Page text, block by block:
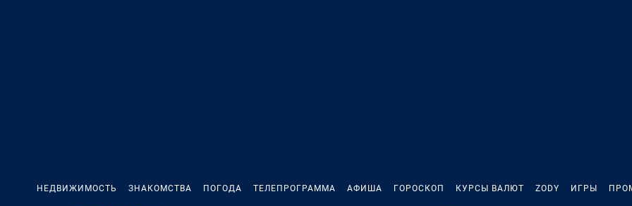
НЕДВИЖИМОСТЬ ЗНАКОМСТВА ПОГОДА ТЕЛЕПРОГРАММА АФИША ГОРОСКОП КУРСЫ ВАЛЮТ ZODY ИГРЫ